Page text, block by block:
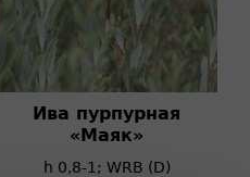
Ива пурпурная
«Маяк»
h 0,8-1; WRB (D)